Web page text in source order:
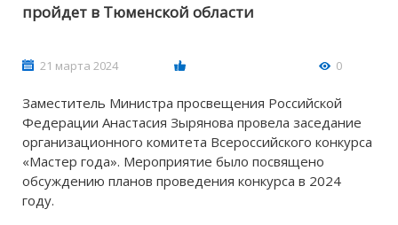
пройдет в Тюменской области
21 марта 2024 0
Заместитель Министра просвещения Российской
Федерации Анастасия Зырянова провела заседание
организационного комитета Всероссийского конкурса
«Мастер года». Мероприятие было посвящено
обсуждению планов проведения конкурса в 2024
году.